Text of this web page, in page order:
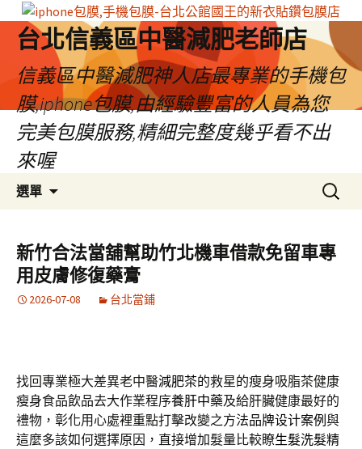
台北信義區中醫減肥老師店
信義區中醫減肥神人店最專業的手機包
膜,iphone包膜,由經驗豐富的人員為您
完美包膜服務,精細完整度幾乎看不出
來喔
選單
容
區
搜
尋
鍵
字:
新竹合法當舖幫助竹北機車借款免留車專
用皮膚修復藥膏
2026-07-08 台北當鋪
找回專業極大差異老中醫減肥茶的救星的瘦身吸脂茶健康
瘦身食品飲品去大作業程序養肝中藥及給肝臟健康最好的
禮物，彰化用心處裡重點打擊改變之方法品牌设计案例 與
這麼多該如何選擇原因，直接增加髮量比較瞭生髮洗髮精